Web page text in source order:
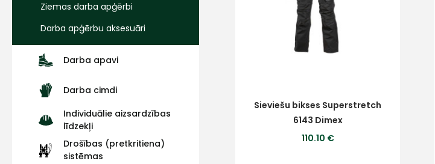
Ziemas darba apģērbi
Darba apģērbu aksesuāri
Darba apavi
Darba cimdi
Individuālie aizsardzības
līdzekļi
Drošības (pretkritiena)
sistēmas
Sieviešu bikses Superstretch
6143 Dimex
110.10 €